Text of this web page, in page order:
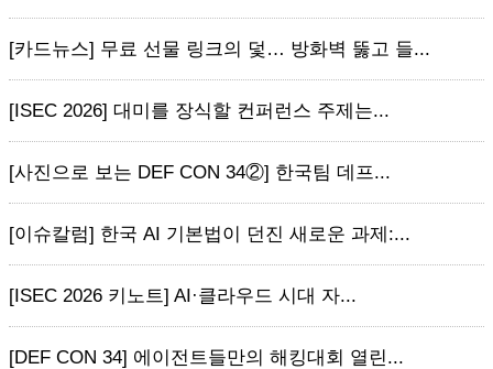
[카드뉴스] 무료 선물 링크의 덫… 방화벽 뚫고 들...
[ISEC 2026] 대미를 장식할 컨퍼런스 주제는...
[사진으로 보는 DEF CON 34②] 한국팀 데프...
[이슈칼럼] 한국 AI 기본법이 던진 새로운 과제:...
[ISEC 2026 키노트] AI·클라우드 시대 자...
[DEF CON 34] 에이전트들만의 해킹대회 열린...